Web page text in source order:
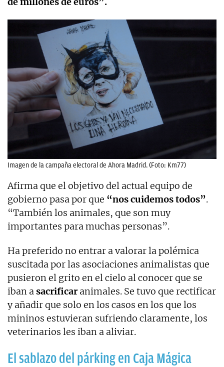
Imagen de la campaña electoral de Ahora Madrid. (Foto: Km77)
Afirma que el objetivo del actual equipo de
gobierno pasa por que “nos cuidemos todos”.
“También los animales, que son muy
importantes para muchas personas”.
Ha preferido no entrar a valorar la polémica
suscitada por las asociaciones animalistas que
pusieron el grito en el cielo al conocer que se
iban asacrificaranimales. Se tuvo que rectificar
y añadir que solo en los casos en los que los
mininos estuvieran sufriendo claramente, los
veterinarios les iban a aliviar.
El sablazo del párking en Caja Mágica